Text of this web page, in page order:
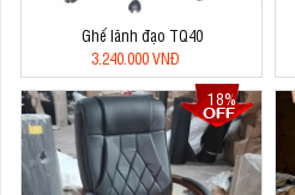
Ghế lãnh đạo TQ40
3.240.000 VNĐ
18%